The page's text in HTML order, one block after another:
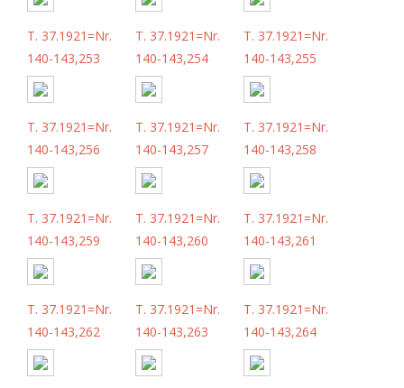
T. 37.1921=Nr.
140-143,253
T. 37.1921=Nr.
140-143,254
T. 37.1921=Nr.
140-143,255
T. 37.1921=Nr.
140-143,256
T. 37.1921=Nr.
140-143,257
T. 37.1921=Nr.
140-143,258
T. 37.1921=Nr.
140-143,259
T. 37.1921=Nr.
140-143,260
T. 37.1921=Nr.
140-143,261
T. 37.1921=Nr.
140-143,262
T. 37.1921=Nr.
140-143,263
T. 37.1921=Nr.
140-143,264